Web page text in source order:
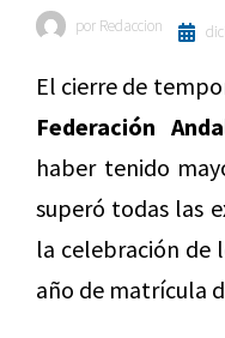
por Redaccion
El cierre de
Federación
haber tenido
superó todas las
la celebración de
año de matrícula